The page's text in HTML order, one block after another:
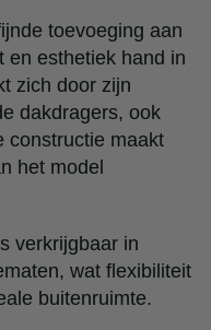
toevoeging aan
en esthetiek hand in
zich door zijn
dakdragers, ook
constructie maakt
het model
verkrijgbaar in
wat flexibiliteit
buitenruimte.